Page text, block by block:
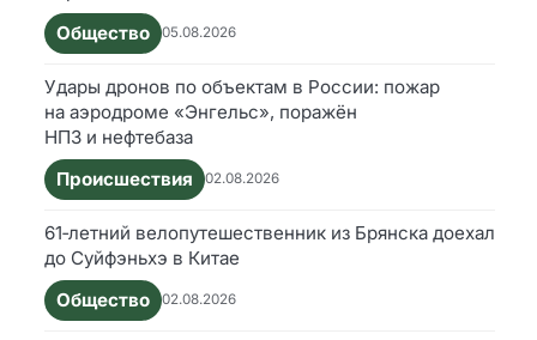
Общество
05.08.2026
Удары дронов по объектам в России: пожар
на аэродроме «Энгельс», поражён
НПЗ и нефтебаза
Происшествия
02.08.2026
61‑летний велопутешественник из Брянска доехал
до Суйфэньхэ в Китае
Общество
02.08.2026